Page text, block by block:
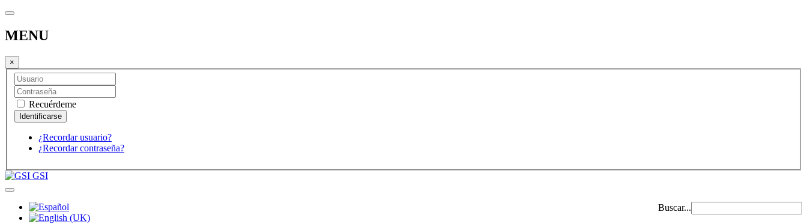
MENU
×
Recuérdeme
¿Recordar usuario?
¿Recordar contraseña?
GSI
Buscar...